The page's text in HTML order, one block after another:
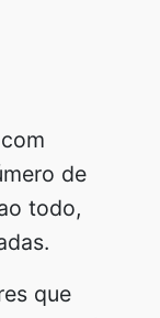
de
todo,
que